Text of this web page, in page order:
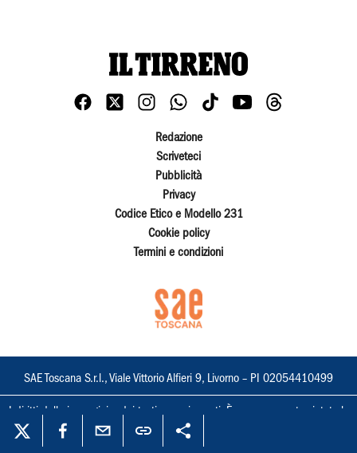
Redazione
Scriveteci
Pubblicità
Privacy
Codice Etico e Modello 231
Cookie policy
Termini e condizioni
SAE Toscana S.r.l., Viale Vittorio Alfieri 9, Livorno – PI 02054410499
I diritti delle immagini e dei testi sono riservati. È espressamente vietata la
loro riproduzione con qualsiasi mezzo e l'adattamento totale o parziale.